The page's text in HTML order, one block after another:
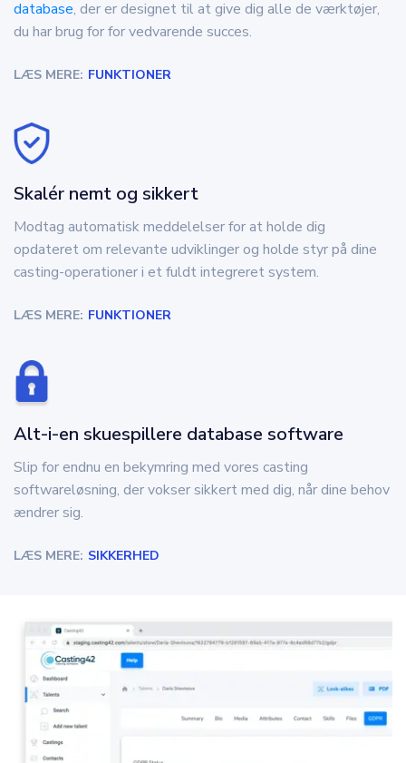
database, der er designet til at give dig alle de værktøjer,
du har brug for for vedvarende succes.
LÆS MERE: FUNKTIONER
Skalér nemt og sikkert
Modtag automatisk meddelelser for at holde dig
opdateret om relevante udviklinger og holde styr på dine
casting-operationer i et fuldt integreret system.
LÆS MERE: FUNKTIONER
Alt-i-en skuespillere database software
Slip for endnu en bekymring med vores casting
softwareløsning, der vokser sikkert med dig, når dine behov
ændrer sig.
LÆS MERE: SIKKERHED